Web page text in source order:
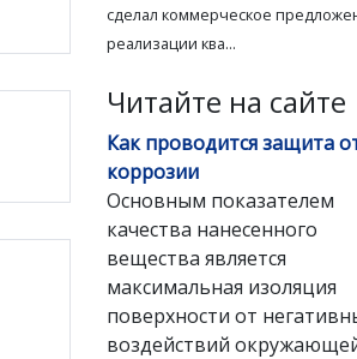
сделал коммерческое
реализации ква...
Читайте на сайте
Как проводится защита
коррозии
Основным показателем
качества нанесенного
вещества является
максимальная изоляция
поверхности от
воздействий